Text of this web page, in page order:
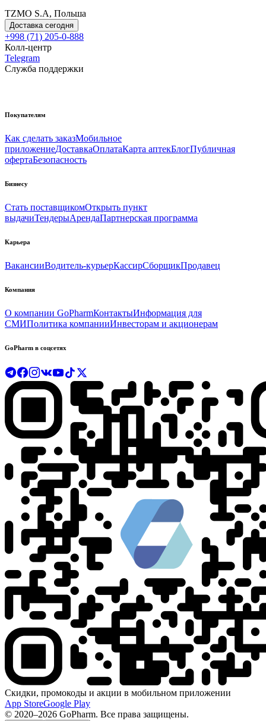
TZMO S.A, Польша
Доставка сегодня
+998 (71) 205-0-888
Колл-центр
Telegram
Служба поддержки
Покупателям
Как сделать заказМобильное
приложениеДоставкаОплатаКарта аптекБлогПубличная
офертаБезопасность
Бизнесу
Стать поставщикомОткрыть пункт
выдачиТендерыАрендаПартнерская программа
Карьера
ВакансииВодитель-курьерКассирСборщикПродавец
Компания
О компании GoPharmКонтактыИнформация для
СМИПолитика компанииИнвесторам и акционерам
GoPharm в соцсетях
Скидки, промокоды и акции в мобильном приложении
App StoreGoogle Play
© 2020–2026 GoPharm. Все права защищены.